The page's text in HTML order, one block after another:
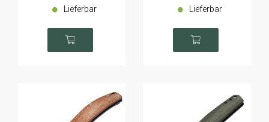
Lieferbar Lieferbar